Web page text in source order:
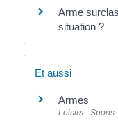
Arme
situation ?
Et aussi
Armes
Loisirs - Sports